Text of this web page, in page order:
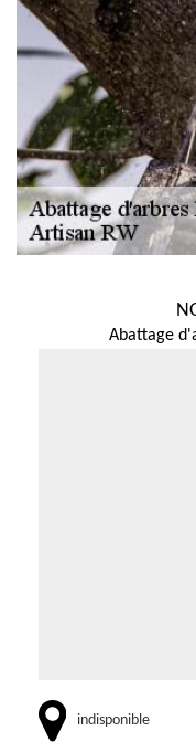
Abattage
indisponible